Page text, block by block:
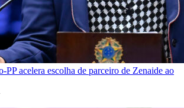
PP acelera escolha de parceiro de Zenaide ao